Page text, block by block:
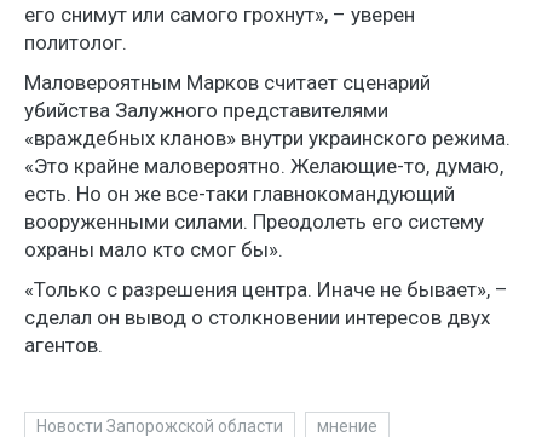
его снимут или самого грохнут», – уверен
политолог.
Маловероятным Марков считает сценарий
убийства Залужного представителями
«враждебных кланов» внутри украинского режима.
«Это крайне маловероятно. Желающие-то, думаю,
есть. Но он же все-таки главнокомандующий
вооруженными силами. Преодолеть его систему
охраны мало кто смог бы».
«Только с разрешения центра. Иначе не бывает», –
сделал он вывод о столкновении интересов двух
агентов.
Новости Запорожской области мнение